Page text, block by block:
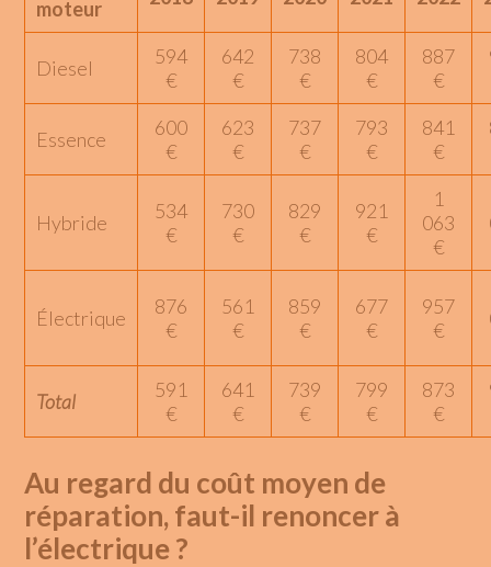
moteur
Diesel
594
€
642
€
738
€
804
€
887
€
Essence
600
€
623
€
737
€
793
€
841
€
Hybride
534
€
730
€
829
€
921
€
1
063
€
Électrique
876
€
561
€
859
€
677
€
957
€
Total
591
€
641
€
739
€
799
€
873
€
Au regard du coût moyen de
réparation, faut-il renoncer à
l’électrique ?